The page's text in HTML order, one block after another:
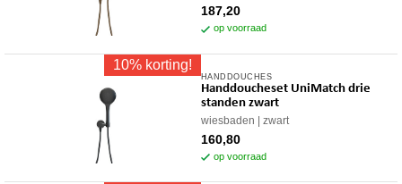
187,20
op voorraad
10% korting!
HANDDOUCHES
Handdoucheset UniMatch drie
standen zwart
wiesbaden zwart
160,80
op voorraad